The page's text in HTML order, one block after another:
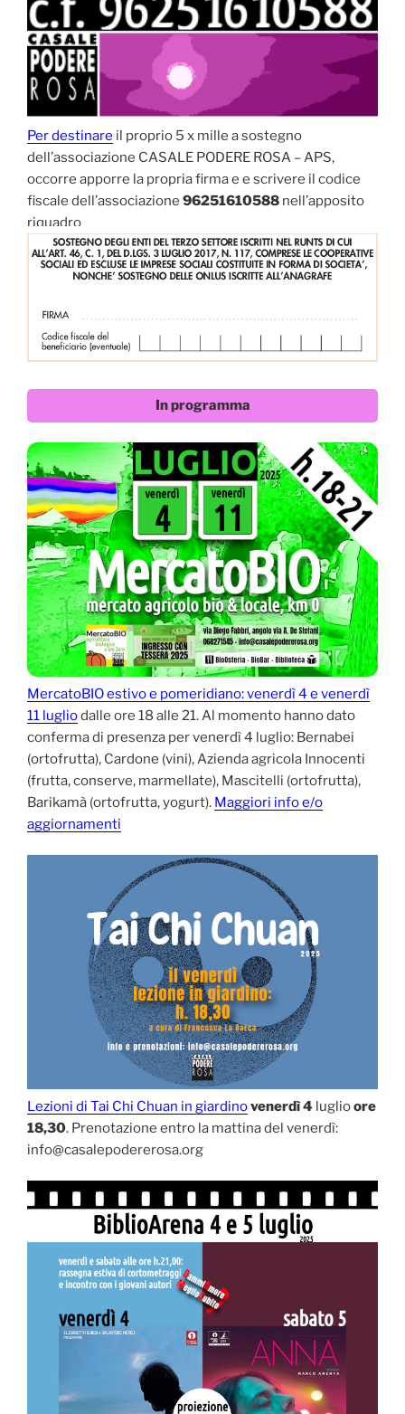
Per destinare il proprio 5 x mille a sostegno
dell’associazione CASALE PODERE ROSA – APS,
occorre apporre la propria firma e e scrivere il codice
fiscale dell’associazione 96251610588 nell’apposito
riquadro
In programma
MercatoBIO estivo e pomeridiano: venerdì 4 e venerdì
11 lugliodalle ore 18 alle 21. Al momento hanno dato
conferma di presenza per venerdì 4 luglio: Bernabei
(ortofrutta), Cardone (vini), Azienda agricola Innocenti
(frutta, conserve, marmellate), Mascitelli (ortofrutta),
Barikamà (ortofrutta, yogurt). Maggiori info e/o
aggiornamenti
Lezioni di Tai Chi Chuan in giardinovenerdì 4 luglioore
18,30. Prenotazione entro la mattina del venerdì:
info@casalepodererosa.org